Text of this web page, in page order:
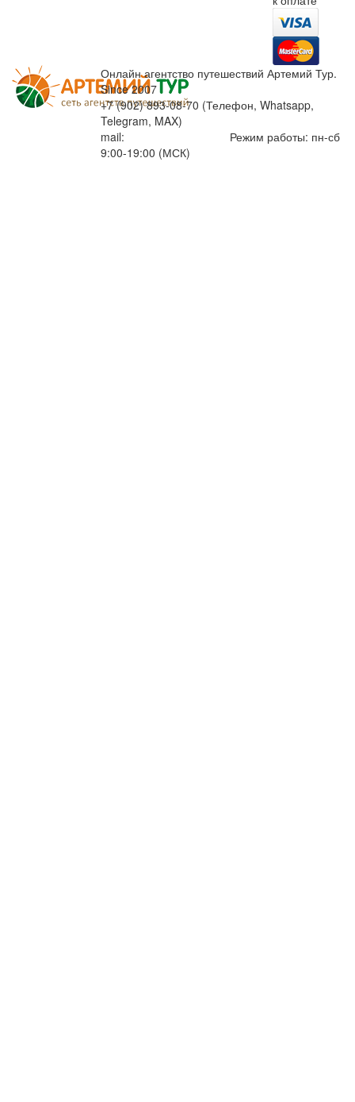
Онлайн агентство путешествий Артемий Тур.
Since 2007
+7 (902) 893-08-70 (Телефон, Whatsapp,
Telegram, MAX)
mail:
Режим работы: пн-сб
9:00-19:00 (МСК)